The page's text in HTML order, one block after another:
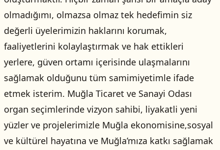
olmadığımı, olmazsa olmaz tek hedefimin siz
değerli üyelerimizin haklarını korumak,
faaliyetlerini kolaylaştırmak ve hak ettikleri
yerlere, güven ortamı içerisinde ulaşmalarını
sağlamak olduğunu tüm samimiyetimle ifade
etmek isterim. Muğla Ticaret ve Sanayi Odası
organ seçimlerinde vizyon sahibi, liyakatli yeni
yüzler ve projelerimizle Muğla ekonomisine,sosyal
ve kültürel hayatına ve Muğla’mıza katkı sağlamak